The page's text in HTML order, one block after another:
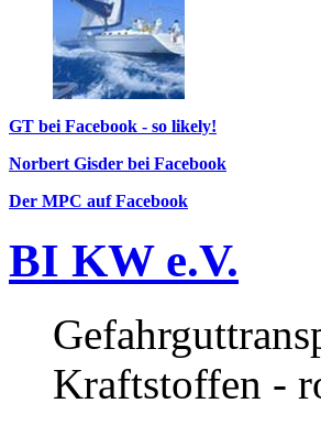
GT bei Facebook - so likely!
Norbert Gisder bei Facebook
Der MPC auf Facebook
BI KW e.V.
Kraftstoffen -